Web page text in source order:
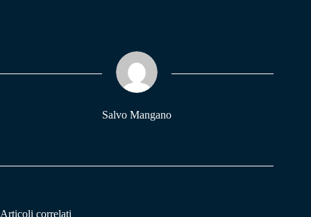
pp m
Salvo Mangano
Articoli correlati